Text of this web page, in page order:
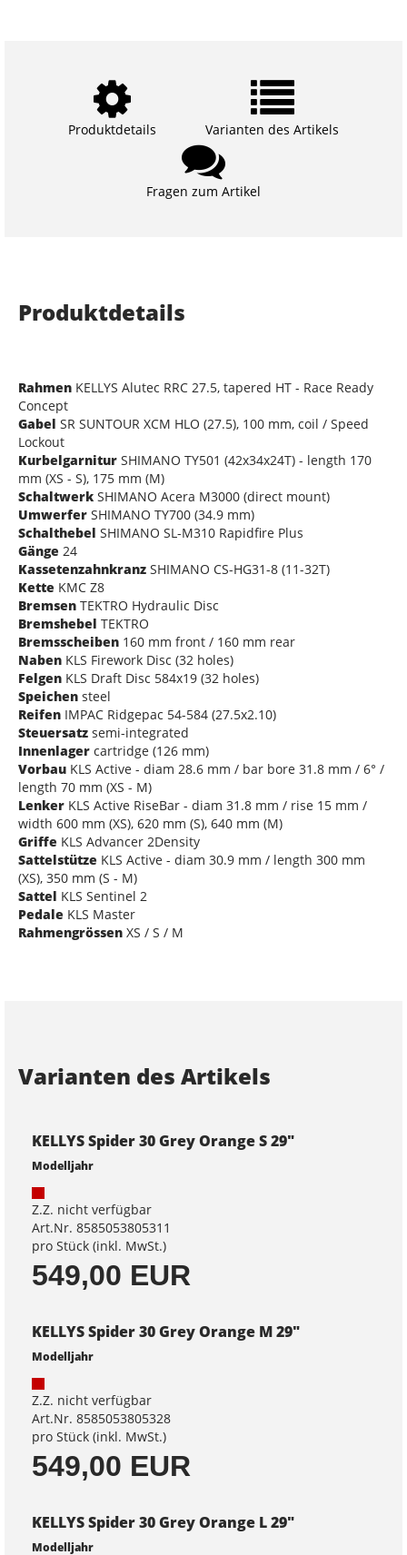
Produktdetails Varianten des Artikels
Fragen zum Artikel
Produktdetails
Rahmen KELLYS Alutec RRC 27.5, tapered HT - Race Ready
Concept
Gabel SR SUNTOUR XCM HLO (27.5), 100 mm, coil / Speed
Lockout
Kurbelgarnitur SHIMANO TY501 (42x34x24T) - length 170
mm (XS - S), 175 mm (M)
Schaltwerk SHIMANO Acera M3000 (direct mount)
Umwerfer SHIMANO TY700 (34.9 mm)
Schalthebel SHIMANO SL-M310 Rapidfire Plus
Gänge 24
Kassetenzahnkranz SHIMANO CS-HG31-8 (11-32T)
Kette KMC Z8
Bremsen TEKTRO Hydraulic Disc
Bremshebel TEKTRO
Bremsscheiben 160 mm front / 160 mm rear
Naben KLS Firework Disc (32 holes)
Felgen KLS Draft Disc 584x19 (32 holes)
Speichen steel
Reifen IMPAC Ridgepac 54-584 (27.5x2.10)
Steuersatz semi-integrated
Innenlager cartridge (126 mm)
Vorbau KLS Active - diam 28.6 mm / bar bore 31.8 mm / 6° /
length 70 mm (XS - M)
Lenker KLS Active RiseBar - diam 31.8 mm / rise 15 mm /
width 600 mm (XS), 620 mm (S), 640 mm (M)
Griffe KLS Advancer 2Density
Sattelstütze KLS Active - diam 30.9 mm / length 300 mm
(XS), 350 mm (S - M)
Sattel KLS Sentinel 2
Pedale KLS Master
Rahmengrössen XS / S / M
Varianten des Artikels
KELLYS Spider 30 Grey Orange S 29"
Modelljahr
Z.Z. nicht verfügbar
Art.Nr. 8585053805311
pro Stück (inkl. MwSt.)
549,00 EUR
KELLYS Spider 30 Grey Orange M 29"
Modelljahr
Z.Z. nicht verfügbar
Art.Nr. 8585053805328
pro Stück (inkl. MwSt.)
549,00 EUR
KELLYS Spider 30 Grey Orange L 29"
Modelljahr